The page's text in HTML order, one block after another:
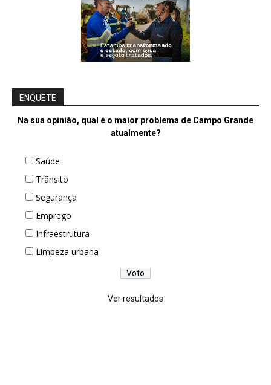
ENQUETE
Na sua opinião, qual é o maior problema de Campo Grande
atualmente?
Saúde
Trânsito
Segurança
Emprego
Infraestrutura
Limpeza urbana
Ver resultados